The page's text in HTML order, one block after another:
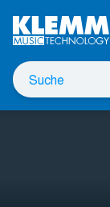
Hauptinhalt
Suche
nach